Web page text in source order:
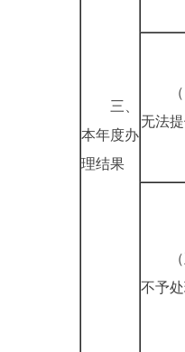
三、
本年度办
理结果
无法
不予